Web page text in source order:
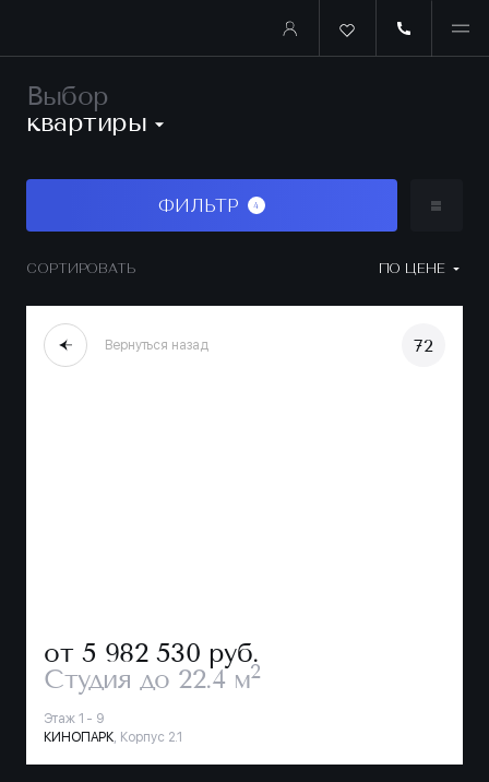
Выбор
квартиры
СОРТИРОВАТЬ ПО ЦЕНЕ
ФИЛЬТР 4
Вернуться назад 72
от 5 982 530 руб.
Студия до 22.4 м2
Этаж 1 - 9
КИНОПАРК, Корпус 2.1